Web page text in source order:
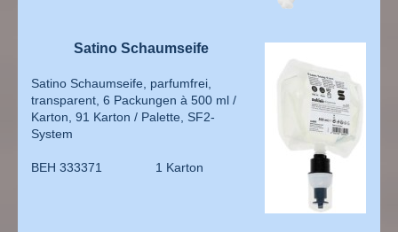
Satino Schaumseife
Satino Schaumseife, parfumfrei,
transparent, 6 Packungen à 500 ml /
Karton, 91 Karton / Palette, SF2-
System
BEH 333371 1 Karton